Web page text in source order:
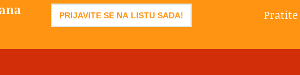
PRIJAVITE SE NA LISTU SADA! Pratite